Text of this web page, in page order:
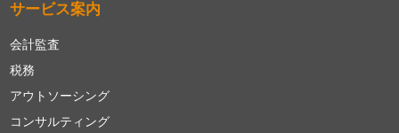
サービス案内
会計監査
税務
アウトソーシング
コンサルティング